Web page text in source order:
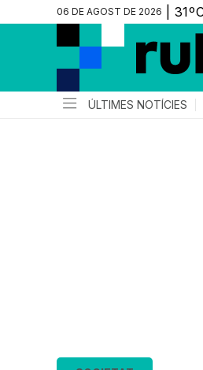
06 DE AGOST DE 2026
ÚLTIMES NOTÍCIES